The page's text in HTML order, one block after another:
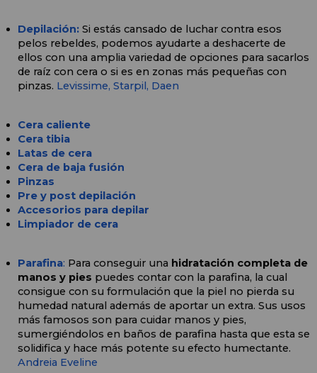
Depilación: Si estás cansado de luchar contra esos
pelos rebeldes, podemos ayudarte a deshacerte de
ellos con una amplia variedad de opciones para sacarlos
de raíz con cera o si es en zonas más pequeñas con
pinzas. Levissime, Starpil, Daen
Cera caliente
Cera tibia
Latas de cera
Cera de baja fusión
Pinzas
Pre y post depilación
Accesorios para depilar
Limpiador de cera
Parafina: Para conseguir una hidratación completa de
manos y pies puedes contar con la parafina, la cual
consigue con su formulación que la piel no pierda su
humedad natural además de aportar un extra. Sus usos
más famosos son para cuidar manos y pies,
sumergiéndolos en baños de parafina hasta que esta se
Andreia Eveline